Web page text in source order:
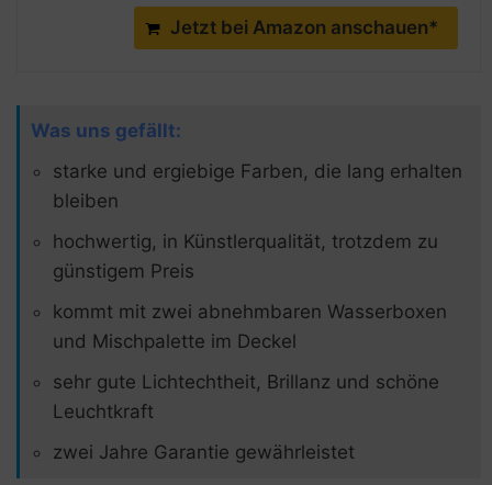
Jetzt bei Amazon anschauen*
Was uns gefällt:
starke und ergiebige Farben, die lang erhalten
bleiben
hochwertig, in Künstlerqualität, trotzdem zu
günstigem Preis
kommt mit zwei abnehmbaren Wasserboxen
und Mischpalette im Deckel
sehr gute Lichtechtheit, Brillanz und schöne
Leuchtkraft
zwei Jahre Garantie gewährleistet